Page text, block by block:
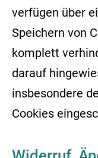
verfügen über
Speichern von
komplett
darauf
insbesondere
Cookies